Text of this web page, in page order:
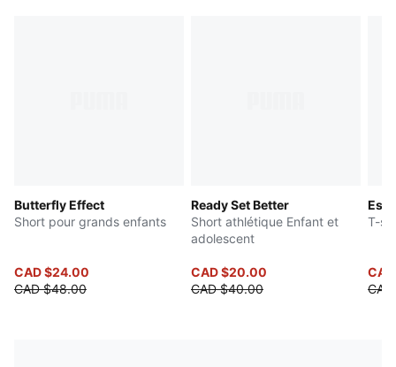
Butterfly Effect
Short pour grands enfants
CAD $24.00
CAD $48.00
Ready Set Better
Short athlétique Enfant et
adolescent
CAD $20.00
CAD $40.00
T-